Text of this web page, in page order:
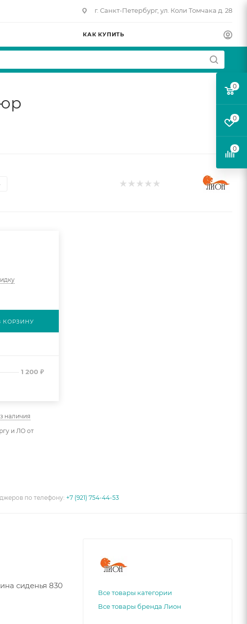
г. Санкт-Петербург, ул. Коли Томчака д. 28
КАК КУПИТЬ
КОРЗИНУ
1 200₽
наличия
и ЛО от
по телефону:+7 (921) 754-44-53
сиденья 830
Все товары категории
Все товары бренда Лион
0
0
0